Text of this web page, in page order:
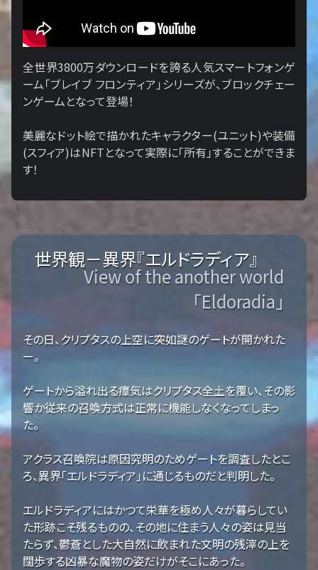
全世界3800万ダウンロードを誇る人気スマートフォンゲ
ーム「ブレイブ フロンティア」シリーズが、ブロックチェー
ンゲームとなって登場！
美麗なドット絵で描かれたキャラクター(ユニット)や装備
(スフィア)はNFTとなって実際に「所有」することができま
す！
世界観－異界『エルドラディア』
View of the another world
「Eldoradia」
その日、クリプタスの上空に突如謎のゲートが開かれた
ー。
ゲートから溢れ出る瘴気はクリプタス全土を覆い、その影
響か従来の召喚方式は正常に機能しなくなってしまっ
た。
アクラス召喚院は原因究明のためゲートを調査したとこ
ろ、異界「エルドラディア」に通じるものだと判明した。
エルドラディアにはかつて栄華を極め人々が暮らしてい
た形跡こそ残るものの、その地に住まう人々の姿は見当
たらず、鬱蒼とした大自然に飲まれた文明の残滓の上を
闊歩する凶暴な魔物の姿だけがそこにあった。